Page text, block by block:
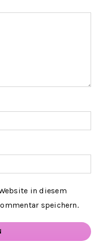
in diesem
speichern.